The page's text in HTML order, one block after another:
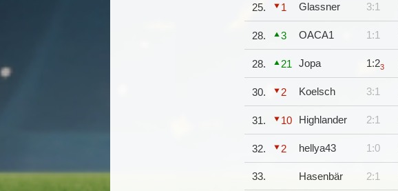
25. 1 Glassner 3:1
28. 3 OACA1 1:1
28. 21 Jopa 1:23
30. 2 Koelsch 3:1
31. 10 Highlander 2:1
32. 2 hellya43 1:0
33. Hasenbär 2:1